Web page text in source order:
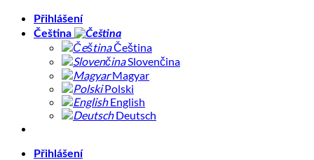
PřeskočitPřihlášení
Čeština
Čeština
Slovenčina
Magyar
Polski
English
Deutsch
Přihlášení